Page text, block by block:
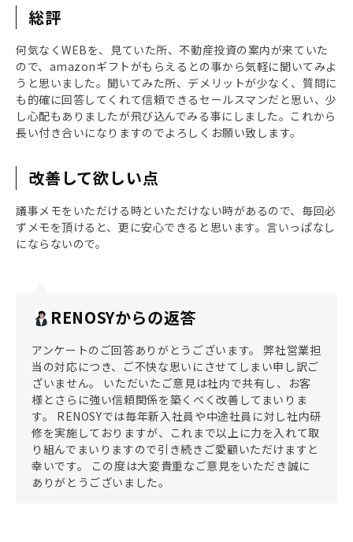
総評
何気なくWEBを、見ていた所、不動産投資の案内が来ていた
ので、amazonギフトがもらえるとの事から気軽に聞いてみよ
うと思いました。聞いてみた所、デメリットが少なく、質問に
も的確に回答してくれて信頼できるセールスマンだと思い、少
し心配もありましたが飛び込んでみる事にしました。これから
長い付き合いになりますのでよろしくお願い致します。
改善して欲しい点
議事メモをいただける時といただけない時があるので、毎回必
ずメモを頂けると、更に安心できると思います。言いっぱなし
にならないので。
RENOSYからの返答
アンケートのご回答ありがとうございます。 弊社営業担
当の対応につき、ご不快な思いにさせてしまい申し訳ご
ざいません。 いただいたご意見は社内で共有し、お客
様とさらに強い信頼関係を築くべく改善してまいりま
す。 RENOSYでは毎年新入社員や中途社員に対し社内研
修を実施しておりますが、これまで以上に力を入れて取
り組んでまいりますので引き続きご愛顧いただけますと
幸いです。 この度は大変貴重なご意見をいただき誠に
ありがとうございました。